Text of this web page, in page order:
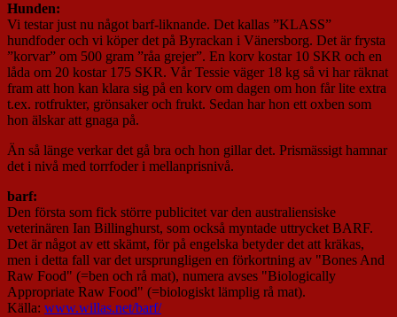
Hunden:
Vi testar just nu något barf-liknande. Det kallas ”KLASS”
hundfoder och vi köper det på Byrackan i Vänersborg. Det är frysta
”korvar” om 500 gram ”råa grejer”. En korv kostar 10 SKR och en
låda om 20 kostar 175 SKR. Vår Tessie väger 18 kg så vi har räknat
fram att hon kan klara sig på en korv om dagen om hon får lite extra
t.ex. rotfrukter, grönsaker och frukt. Sedan har hon ett oxben som
hon älskar att gnaga på.
Än så länge verkar det gå bra och hon gillar det. Prismässigt hamnar
det i nivå med torrfoder i mellanprisnivå.
barf:
Den första som fick större publicitet var den australiensiske
veterinären Ian Billinghurst, som också myntade uttrycket BARF.
Det är något av ett skämt, för på engelska betyder det att kräkas,
men i detta fall var det ursprungligen en förkortning av "Bones And
Raw Food" (=ben och rå mat), numera avses "Biologically
Appropriate Raw Food" (=biologiskt lämplig rå mat).
Källa: www.willas.net/barf/